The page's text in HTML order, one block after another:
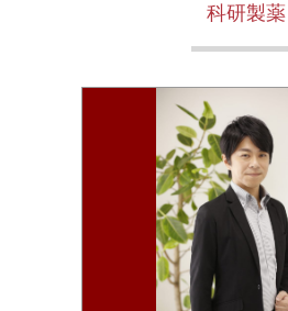
科研製薬